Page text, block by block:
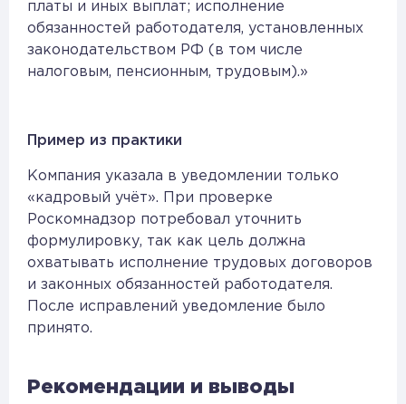
платы и иных выплат; исполнение
обязанностей работодателя, установленных
законодательством РФ (в том числе
налоговым, пенсионным, трудовым).»
Пример из практики
Компания указала в уведомлении только
«кадровый учёт». При проверке
Роскомнадзор потребовал уточнить
формулировку, так как цель должна
охватывать исполнение трудовых договоров
и законных обязанностей работодателя.
После исправлений уведомление было
принято.
Рекомендации и выводы